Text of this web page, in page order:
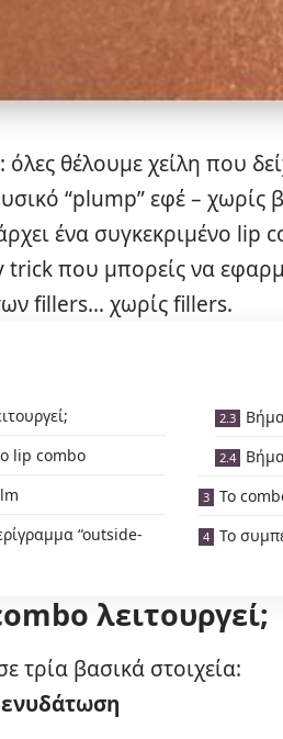
όλες θέλουμε χείλη που
“plump” εφέ – χωρίς
ένα συγκεκριμένο lip
που μπορείς να
fillers… χωρίς fillers.
lip combo
“outside-
Το
Το
λειτουργεί;
τρία βασικά στοιχεία: